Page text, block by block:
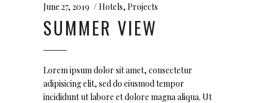
June 27, 2019 Hotels, Projects
SUMMER VIEW
Lorem ipsum dolor sit amet, consectetur
adipisicing elit, sed do eiusmod tempor
incididunt ut labore et dolore magna aliqua. Ut